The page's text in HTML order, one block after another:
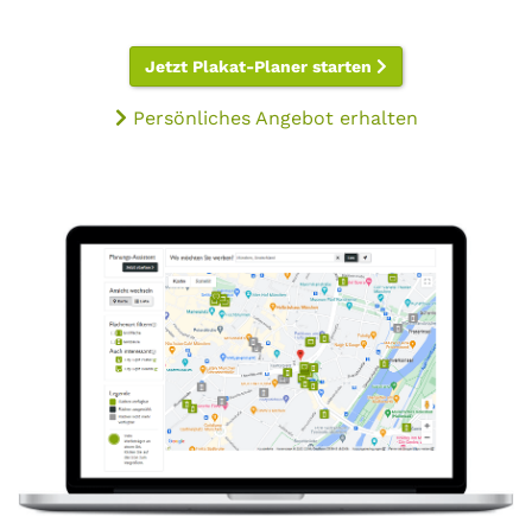
Jetzt Plakat-Planer starten
Persönliches Angebot erhalten